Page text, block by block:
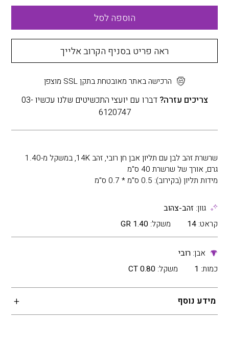
הוספה לסל
ראה פריט בסניף הקרוב אלייך
הרכישה באתר מאובטחת בתקן SSL מוצפן
צריכים עזרה?
דברו עם יועצי התכשיטים שלנו עכשיו 03-
6120747
שרשרת זהב לבן עם תליון אבן חן רובי, זהב 14K, במשקל מ-1.40
גרם, אורך של שרשרת 40 ס"מ
מידות תליון (בקירוב): 0.5 ס"מ * 0.7 ס"מ
גוון: זהב-צהוב
קראט: 14 משקל: 1.40 GR
אבן:רובי
כמות: 1 משקל: 0.80 CT
מידע נוסף